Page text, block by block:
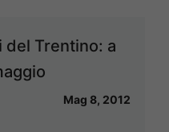
del Trentino: a
Mag 8, 2012